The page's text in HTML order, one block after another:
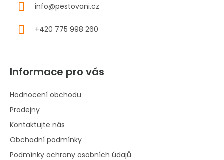
info@pestovani.cz
+420 775 998 260
Informace pro vás
Hodnocení obchodu
Prodejny
Kontaktujte nás
Obchodní podmínky
Podmínky ochrany osobních údajů